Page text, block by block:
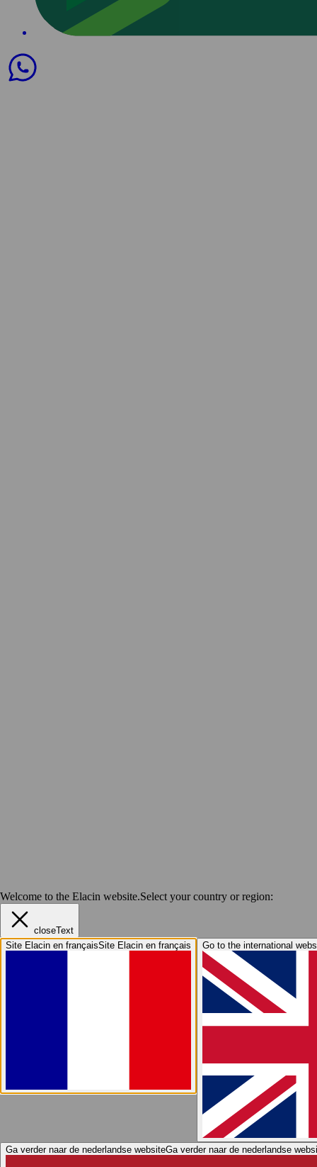
Welcome to the Elacin website.Select your country or region:
closeText
Site Elacin en françaisSite Elacin en français Go to the international
Ga verder naar de nederlandse websiteGa verder naar de nederlandse